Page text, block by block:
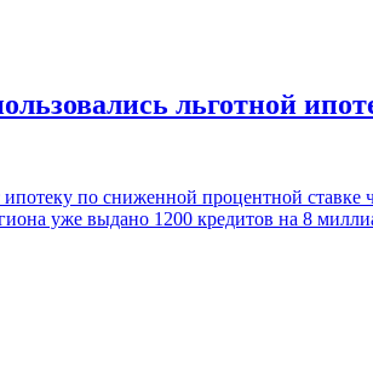
льготной
по сниженной процентной ставке
уже выдано 1200 кредитов на 8